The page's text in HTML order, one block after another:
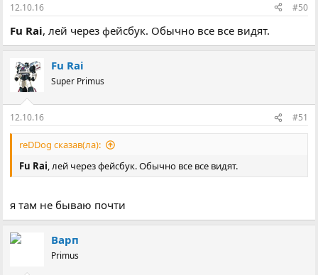
12.10.16 #50
Fu Rai, лей через фейсбук. Обычно все все видят.
Fu Rai
Super Primus
12.10.16 #51
reDDog сказав(ла):
Fu Rai, лей через фейсбук. Обычно все все видят.
я там не бываю почти
Варп
Primus